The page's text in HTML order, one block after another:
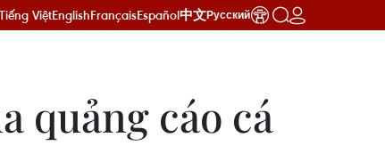
Tiếng ViệtEnglishFrançaisEspañol中文Русский
quảng cáo cá